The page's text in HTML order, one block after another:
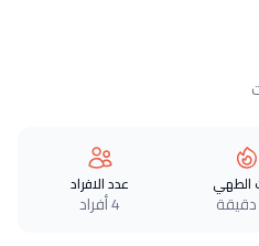
الطهي عدد الافراد
4 أفراد